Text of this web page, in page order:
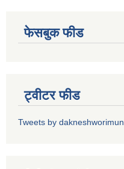
फेसबुक फीड
ट्वीटर फीड
Tweets by dakneshworimun